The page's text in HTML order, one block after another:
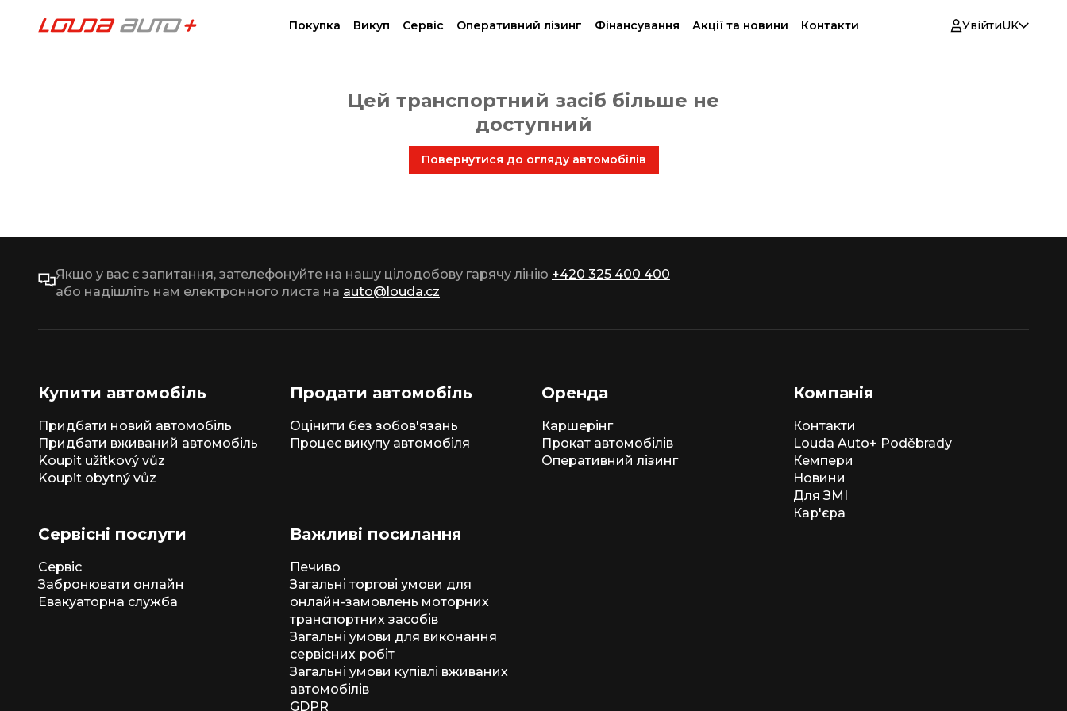
Покупка Викуп Сервіс Oперативний лізинг Фінансування Акції та новини Контакти УвійтиUK
Цей транспортний засіб більше не
доступний
Повернутися до огляду автомобілів
Якщо у вас є запитання, зателефонуйте на нашу цілодобову гарячу лінію +420 325 400 400
або надішліть нам електронного листа на auto@louda.cz
Купити автомобіль
Придбати новий автомобіль
Придбати вживаний автомобіль
Koupit užitkový vůz
Koupit obytný vůz
Продати автомобіль
Оцінити без зобов'язань
Процес викупу автомобіля
Оренда
Каршерінг
Прокат автомобілів
Оперативний лізинг
Компанія
Контакти
Louda Auto+ Poděbrady
Кемпери
Новини
Для ЗМІ
Кар'єра
Сервісні послуги
Сервіс
Забронювати онлайн
Евакуаторна служба
Важливі посилання
Печиво
Загальні торгові умови для
онлайн-замовлень моторних
транспортних засобів
Загальні умови для виконання
сервісних робіт
Загальні умови купівлі вживаних
автомобілів
GDPR